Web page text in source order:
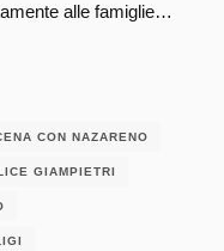
alle famiglie…
CON NAZARENO
GIAMPIETRI